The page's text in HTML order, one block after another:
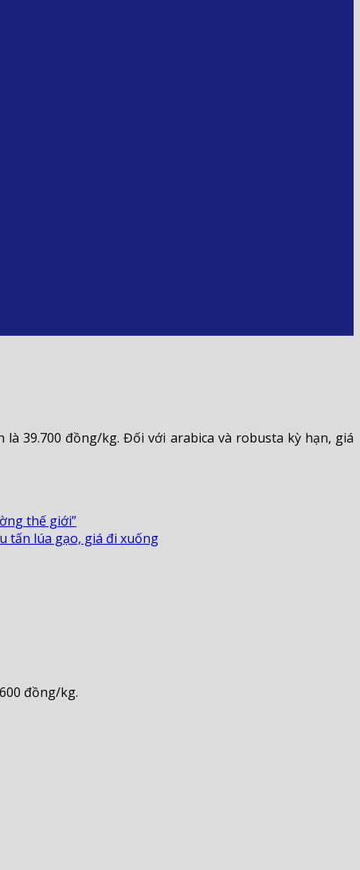
39.700 đồng/kg. Đối với arabica và robusta kỳ hạn, giá
thế giới”
tấn lúa gạo, giá đi xuống
đồng/kg.